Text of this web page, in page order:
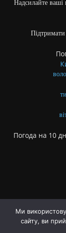
Надсилайте ваші
Погода на 10
Про
Ми
сайту, ви